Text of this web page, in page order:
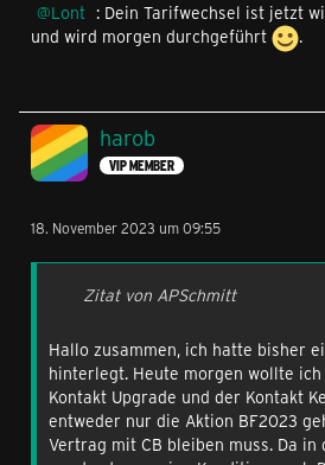
Lont : Dein Tarifwechsel ist jetzt
und wird morgen durchgeführt
.
harob
VIP MEMBER
18. November 2023 um 09:55
Zitat von APSchmitt
Hallo zusammen, ich hatte bisher
hinterlegt. Heute morgen wollte
Kontakt Upgrade und der Kontakt
entweder nur die Aktion BF2023
Vertrag mit CB bleiben muss. Da